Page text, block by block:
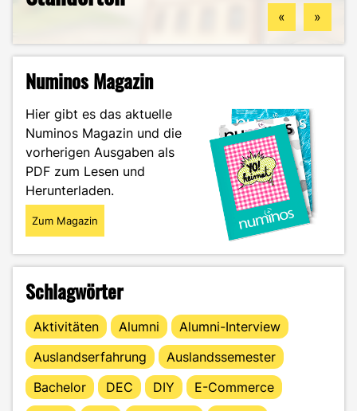
« »
Numinos Magazin
Hier gibt es das aktuelle
Numinos Magazin und die
vorherigen Ausgaben als
PDF zum Lesen und
Herunterladen.
Zum Magazin
Schlagwörter
Aktivitäten Alumni
Alumni-Interview
Auslandserfahrung
Auslandssemester
Bachelor
DEC DIY
E-Commerce